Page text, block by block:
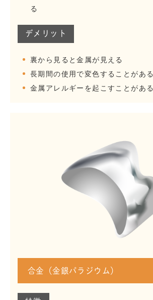
る
デメリット
裏から見ると金属が見える
長期間の使用で変色することがある
金属アレルギーを起こすことがある
合金（金銀パラジウム）